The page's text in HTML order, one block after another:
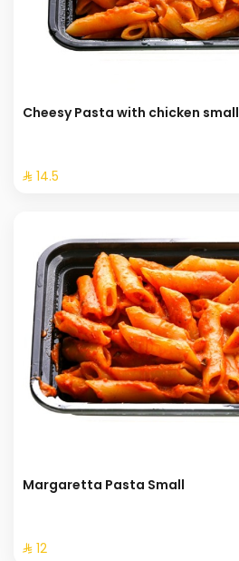
Cheesy Pasta with chicken small
⁨⁦‪‬ 14.5⁩
Margaretta Pasta Small
⁨⁦‪‬ 12⁩